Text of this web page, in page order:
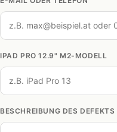
IPAD PRO 12.9" M2-MODELL
BESCHREIBUNG DES DEFEKTS